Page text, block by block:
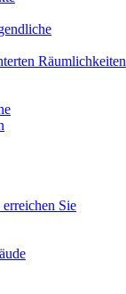
Räumlichkeiten
Sie